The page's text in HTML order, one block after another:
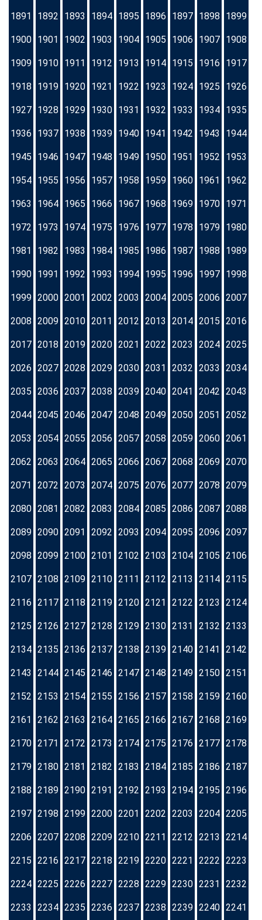
1891 1892 1893 1894 1895 1896 1897 1898 1899
1900 1901 1902 1903 1904 1905 1906 1907 1908
1909 1910 1911 1912 1913 1914 1915 1916 1917
1918 1919 1920 1921 1922 1923 1924 1925 1926
1927 1928 1929 1930 1931 1932 1933 1934 1935
1936 1937 1938 1939 1940 1941 1942 1943 1944
1945 1946 1947 1948 1949 1950 1951 1952 1953
1954 1955 1956 1957 1958 1959 1960 1961 1962
1963 1964 1965 1966 1967 1968 1969 1970 1971
1972 1973 1974 1975 1976 1977 1978 1979 1980
1981 1982 1983 1984 1985 1986 1987 1988 1989
1990 1991 1992 1993 1994 1995 1996 1997 1998
1999 2000 2001 2002 2003 2004 2005 2006 2007
2008 2009 2010 2011 2012 2013 2014 2015 2016
2017 2018 2019 2020 2021 2022 2023 2024 2025
2026 2027 2028 2029 2030 2031 2032 2033 2034
2035 2036 2037 2038 2039 2040 2041 2042 2043
2044 2045 2046 2047 2048 2049 2050 2051 2052
2053 2054 2055 2056 2057 2058 2059 2060 2061
2062 2063 2064 2065 2066 2067 2068 2069 2070
2071 2072 2073 2074 2075 2076 2077 2078 2079
2080 2081 2082 2083 2084 2085 2086 2087 2088
2089 2090 2091 2092 2093 2094 2095 2096 2097
2098 2099 2100 2101 2102 2103 2104 2105 2106
2107 2108 2109 2110 2111 2112 2113 2114 2115
2116 2117 2118 2119 2120 2121 2122 2123 2124
2125 2126 2127 2128 2129 2130 2131 2132 2133
2134 2135 2136 2137 2138 2139 2140 2141 2142
2143 2144 2145 2146 2147 2148 2149 2150 2151
2152 2153 2154 2155 2156 2157 2158 2159 2160
2161 2162 2163 2164 2165 2166 2167 2168 2169
2170 2171 2172 2173 2174 2175 2176 2177 2178
2179 2180 2181 2182 2183 2184 2185 2186 2187
2188 2189 2190 2191 2192 2193 2194 2195 2196
2197 2198 2199 2200 2201 2202 2203 2204 2205
2206 2207 2208 2209 2210 2211 2212 2213 2214
2215 2216 2217 2218 2219 2220 2221 2222 2223
2224 2225 2226 2227 2228 2229 2230 2231 2232
2233 2234 2235 2236 2237 2238 2239 2240 2241